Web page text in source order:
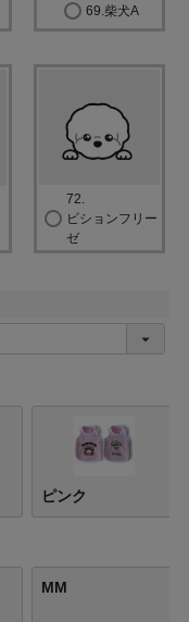
69.柴犬A
72.
ビションフリー
ゼ
ピンク
MM